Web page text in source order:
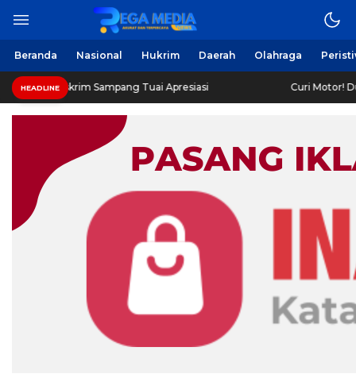
Beranda Nasional Hukrim Daerah Olahraga
HEADLINE
Sampang Tuai Apresiasi Curi Motor! Dua Warga